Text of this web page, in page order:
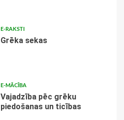
E-RAKSTI
Grēka sekas
E-MĀCĪBA
Vajadzība pēc grēku
piedošanas un ticības